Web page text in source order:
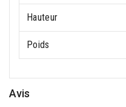
Hauteur
Poids
Avis